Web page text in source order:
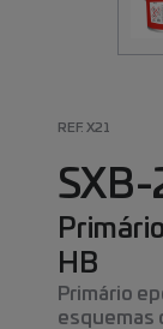
REF. X21
SXB-
HB
Primário
esquemas